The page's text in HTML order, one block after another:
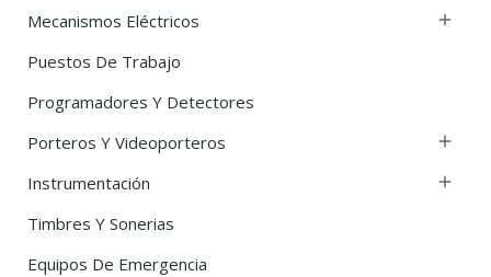
Mecanismos Eléctricos

Puestos De Trabajo
Programadores Y Detectores
Porteros Y Videoporteros

Instrumentación 
Timbres Y Sonerias
Equipos De Emergencia